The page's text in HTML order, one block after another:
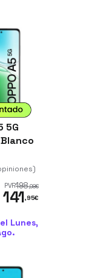
5G
PVR198,98€
141,95€
Lunes,